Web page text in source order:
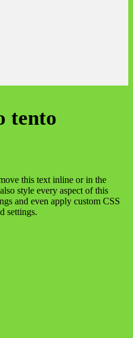
tento
this text inline or in the
style every aspect of this
and even apply custom CSS
settings.